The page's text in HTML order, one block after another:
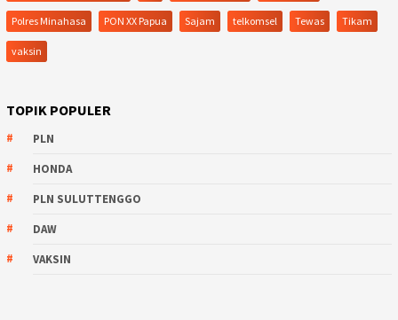
Polres Minahasa PON XX Papua Sajam telkomsel Tewas Tikam
vaksin
TOPIK POPULER
PLN
HONDA
PLN SULUTTENGGO
DAW
VAKSIN